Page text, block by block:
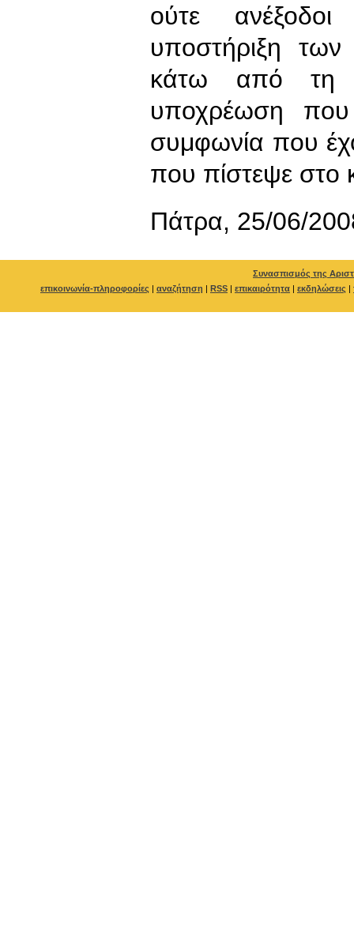
ούτε
υποστήριξη
κάτω από τη
υποχρέωση που
συμφωνία που
που πίστεψε στο
Πάτρα, 25/06/
Συνασπισμός της
επικοινωνία-πληροφορίες | αναζήτηση | RSS | επικαιρότητα | εκδηλώσεις |